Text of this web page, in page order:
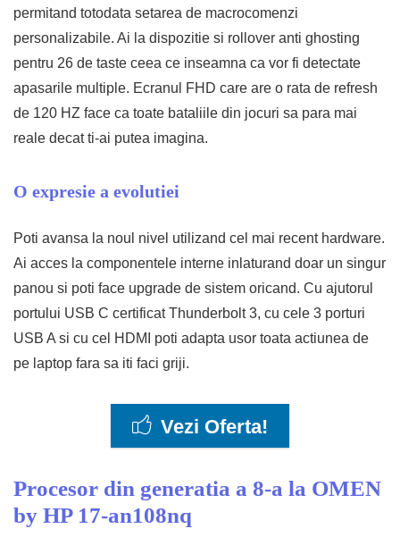
permitand totodata setarea de macrocomenzi
personalizabile. Ai la dispozitie si rollover anti ghosting
pentru 26 de taste ceea ce inseamna ca vor fi detectate
apasarile multiple. Ecranul FHD care are o rata de refresh
de 120 HZ face ca toate bataliile din jocuri sa para mai
reale decat ti-ai putea imagina.
O expresie a evolutiei
Poti avansa la noul nivel utilizand cel mai recent hardware.
Ai acces la componentele interne inlaturand doar un singur
panou si poti face upgrade de sistem oricand. Cu ajutorul
portului USB C certificat Thunderbolt 3, cu cele 3 porturi
USB A si cu cel HDMI poti adapta usor toata actiunea de
pe laptop fara sa iti faci griji.
Vezi Oferta!
Procesor din generatia a 8-a la OMEN
by HP 17-an108nq